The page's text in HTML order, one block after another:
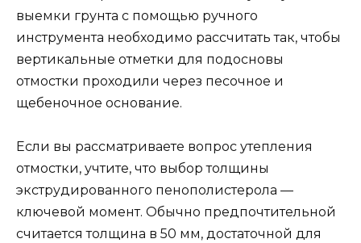
выемки грунта с помощью ручного
инструмента необходимо рассчитать так, чтобы
вертикальные отметки для подосновы
отмостки проходили через песочное и
щебеночное основание.
Если вы рассматриваете вопрос утепления
отмостки, учтите, что выбор толщины
экструдированного пенополистерола —
ключевой момент. Обычно предпочтительной
считается толщина в 50 мм, достаточной для